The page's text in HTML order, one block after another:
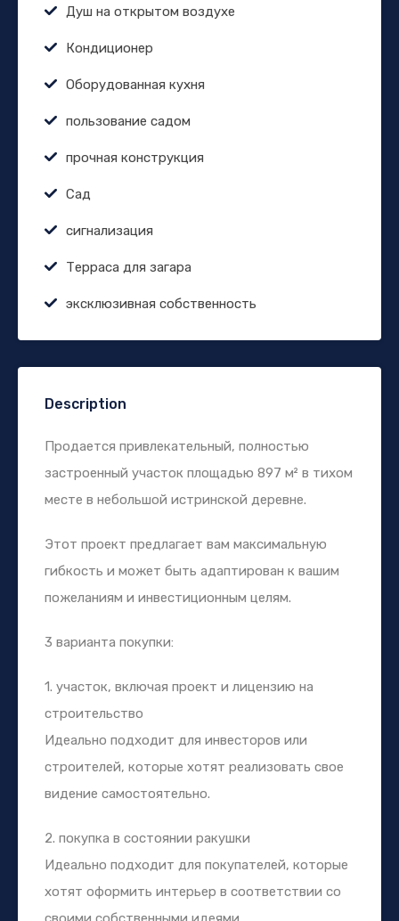
Душ на открытом воздухе
Кондиционер
Оборудованная кухня
пользование садом
прочная конструкция
Сад
сигнализация
Терраса для загара
эксклюзивная собственность
Description
Продается привлекательный, полностью
застроенный участок площадью 897 м² в тихом
месте в небольшой истринской деревне.
Этот проект предлагает вам максимальную
гибкость и может быть адаптирован к вашим
пожеланиям и инвестиционным целям.
3 варианта покупки:
1. участок, включая проект и лицензию на
строительство
Идеально подходит для инвесторов или
строителей, которые хотят реализовать свое
видение самостоятельно.
2. покупка в состоянии ракушки
Идеально подходит для покупателей, которые
хотят оформить интерьер в соответствии со